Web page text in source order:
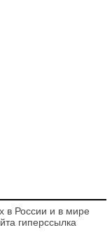
в России и в мире
гиперссылка